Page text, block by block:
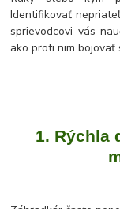
Identifikovať
sprievodcovi vás
ako proti nim bojovať
1. Rýchla